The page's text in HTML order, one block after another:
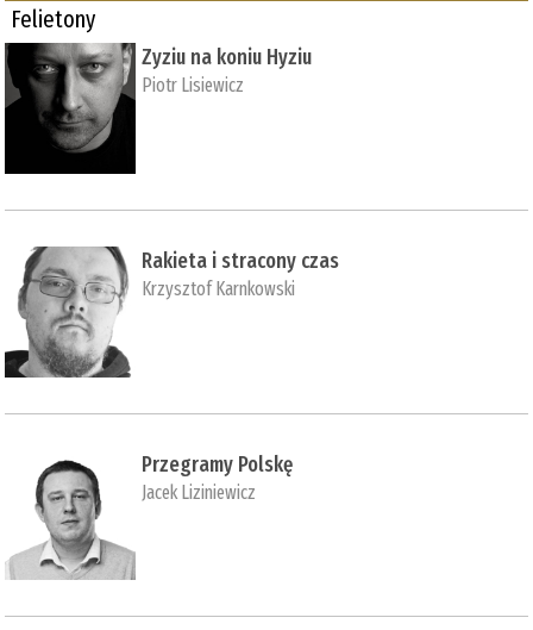
Felietony
Zyziu na koniu Hyziu
Piotr Lisiewicz
Rakieta i stracony czas
Krzysztof Karnkowski
Przegramy Polskę
Jacek Liziniewicz